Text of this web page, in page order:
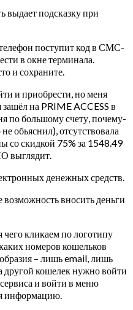
выдает подсказку при
поступит код в СМС-
в окне терминала.
и сохраните.
и приобрести, но меня
зашёл на PRIME ACCESS в
по большому счету, почему-
обьяснил), отсутствовала
со скидкой 75% за 1548.49
выглядит.
денежных средств.
вносить деньги
чего кликаем по логотипу
номеров кошельков
– лишь email, лишь
другой кошелек нужно войти
и войти в меню
информацию.